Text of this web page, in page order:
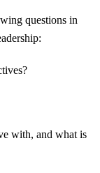
questions in
with, and what is